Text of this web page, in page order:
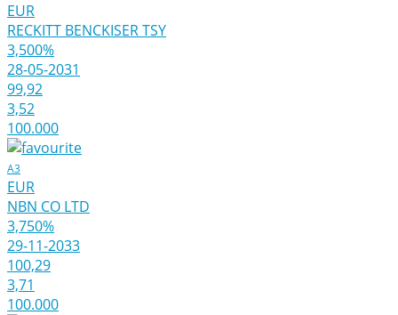
EUR
RECKITT BENCKISER TSY
3,500%
28-05-2031
99,92
3,52
100.000
A3
EUR
NBN CO LTD
3,750%
29-11-2033
100,29
3,71
100.000